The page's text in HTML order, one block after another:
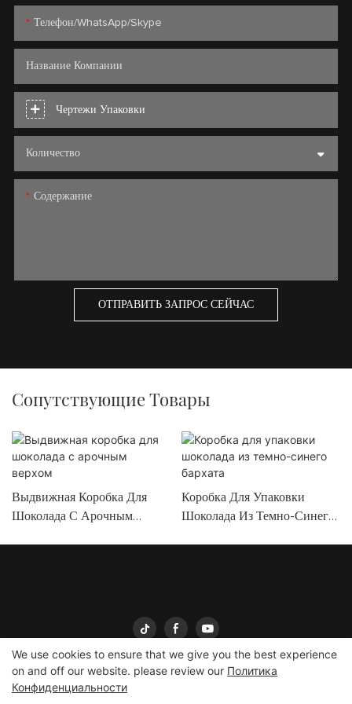
Телефон/WhatsApp/Skype
Название Компании
Чертежи Упаковки
Количество
Содержание
ОТПРАВИТЬ ЗАПРОС СЕЙЧАС
Сопутствующие Товары
Выдвижная Коробка Для
Шоколада С Арочным
Коробка Для Упаковки
Шоколада Из Темно-Синего
We use cookies to ensure that we give you the best experience
on and off our website. please review our Политика
Конфиденциальности